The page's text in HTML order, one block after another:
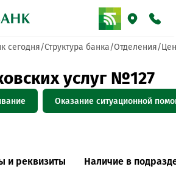
сегодня Структура банка Отделения
услуг №127
Оказание ситуационной
и реквизиты Наличие в